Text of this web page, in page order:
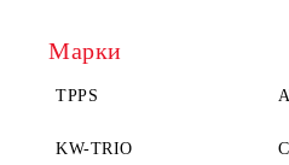
Марки
TPPS
KW-TRIO